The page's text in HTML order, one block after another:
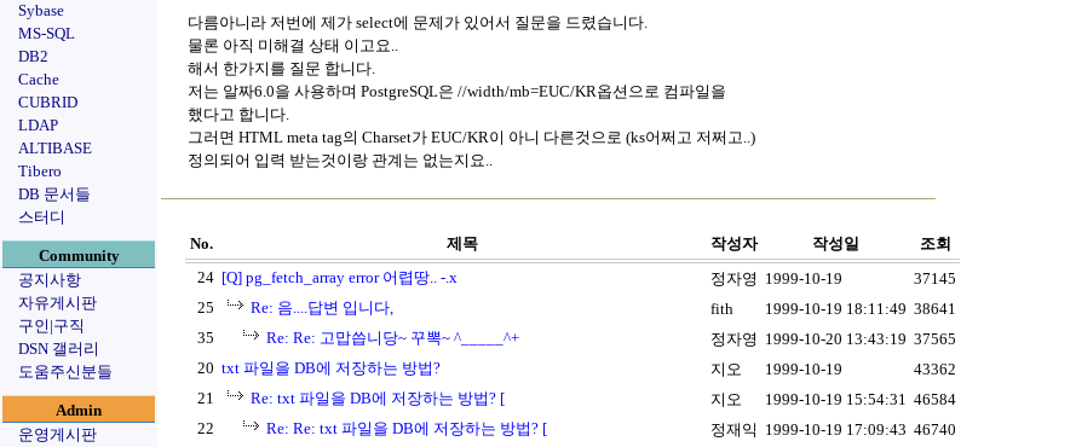
Sybase
MS-SQL
DB2
Cache
CUBRID
LDAP
ALTIBASE
Tibero
DB 문서들
스터디
Community
공지사항
자유게시판
구인|구직
DSN 갤러리
도움주신분들
Admin
운영게시판
다름아니라 저번에 제가 select에 문제가 있어서 질문을 드렸습니다.
물론 아직 미해결 상태 이고요..
해서 한가지를 질문 합니다.
저는 알짜6.0을 사용하며 PostgreSQL은 //width/mb=EUC/KR옵션으로 컴파일을
했다고 합니다.
그러면 HTML meta tag의 Charset가 EUC/KR이 아니 다른것으로 (ks어쩌고 저쩌고..)
정의되어 입력 받는것이랑 관계는 없는지요..
No. 제목 작성자 작성일
조회
24 [Q] pg_fetch_array error 어렵땅.. -.x 정자영 1999-10-19
37145
25
Re: 음....답변 입니다, fith 1999-10-19 18:11:49 38641
35
Re: Re: 고맙씁니당~ 꾸뽁~ ^_____^+ 정자영 1999-10-20 13:43:19 37565
20 txt 파일을 DB에 저장하는 방법? 지오 1999-10-19
43362
21
Re: txt 파일을 DB에 저장하는 방법? [ 지오 1999-10-19 15:54:31 46584
22
Re: Re: txt 파일을 DB에 저장하는 방법? [ 정재익 1999-10-19 17:09:43 46740